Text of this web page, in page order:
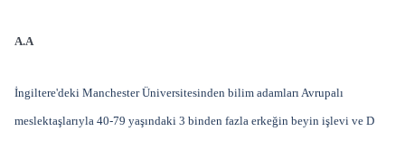
A.A
İngiltere'deki Manchester Üniversitesinden bilim adamları Avrupalı
meslektaşlarıyla 40-79 yaşındaki 3 binden fazla erkeğin beyin işlevi ve D